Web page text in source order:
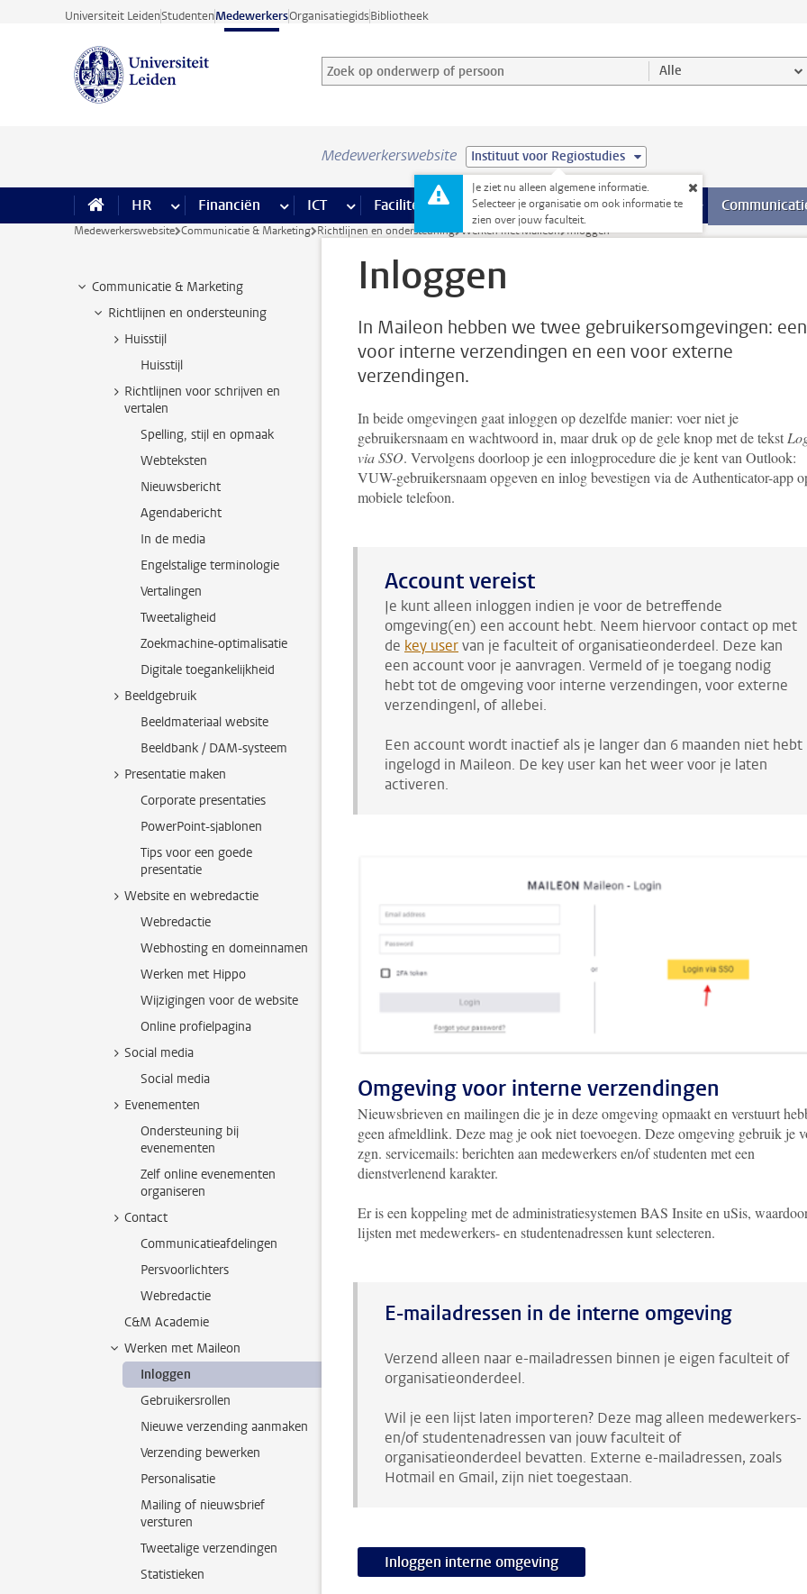
Ga direct naar de inhoud
Universiteit LeidenStudentenMedewerkersOrganisatiegidsBibliotheek
Zoek op onderwerp of persoon en selecteer categorie
Zoekterm Alle
Medewerkerswebsite Instituut voor Regiostudies
Je ziet nu alleen algemene informatie.
Selecteer je organisatie om ook informatie te
zien over jouw faculteit.
HR meer HR pagina’s
Financiën meer Financiën pagina’s
ICT meer ICT pagina’s
Faciliteiten meer Faciliteiten pagina’s
Onderwijs meer Onderwijs pagina’s
Onderzoek meer Onderzoek
Medewerkerswebsite Communicatie & Marketing Richtlijnen en ondersteuning Werken met Maileon Inloggen
Communicatie & Marketing
Richtlijnen en ondersteuning
Huisstijl
Huisstijl
Richtlijnen voor schrijven en
vertalen
Spelling, stijl en opmaak
Webteksten
Nieuwsbericht
Agendabericht
In de media
Engelstalige terminologie
Vertalingen
Tweetaligheid
Zoekmachine-optimalisatie
Digitale toegankelijkheid
Beeldgebruik
Beeldmateriaal website
Beeldbank / DAM-systeem
Presentatie maken
Corporate presentaties
PowerPoint-sjablonen
Tips voor een goede
presentatie
Website en webredactie
Webredactie
Webhosting en domeinnamen
Werken met Hippo
Wijzigingen voor de website
Online profielpagina
Social media
Social media
Evenementen
Ondersteuning bij
evenementen
Zelf online evenementen
organiseren
Contact
Communicatieafdelingen
Persvoorlichters
Webredactie
C&M Academie
Werken met Maileon
Inloggen
Gebruikersrollen
Nieuwe verzending aanmaken
Verzending bewerken
Personalisatie
Mailing of nieuwsbrief
versturen
Tweetalige verzendingen
Statistieken
Inloggen
In Maileon hebben we twee gebruikersomgevingen: een
voor interne verzendingen en een voor externe
verzendingen.
In beide omgevingen gaat inloggen op dezelfde manier: voer niet je
gebruikersnaam en wachtwoord in, maar druk op de gele knop met de tekst
via SSO. Vervolgens doorloop je een inlogprocedure die je kent van Outlook:
VUW-gebruikersnaam opgeven en inlog bevestigen via de Authenticator-app
mobiele telefoon.
Account vereist
Je kunt alleen inloggen indien je voor de betreffende
omgeving(en) een account hebt. Neem hiervoor contact op met
de key uservan je faculteit of organisatieonderdeel. Deze kan
een account voor je aanvragen. Vermeld of je toegang nodig
hebt tot de omgeving voor interne verzendingen, voor externe
verzendingenl, of allebei.
Een account wordt inactief als je langer dan 6 maanden niet hebt
ingelogd in Maileon. De key user kan het weer voor je laten
activeren.
Omgeving voor interne verzendingen
Nieuwsbrieven en mailingen die je in deze omgeving opmaakt en verstuurt
geen afmeldlink. Deze mag je ook niet toevoegen. Deze omgeving gebruik je
zgn. servicemails: berichten aan medewerkers en/of studenten met een
dienstverlenend karakter.
Er is een koppeling met de administratiesystemen BAS Insite en uSis,
lijsten met medewerkers- en studentenadressen kunt selecteren.
E-mailadressen in de interne omgeving
Verzend alleen naar e-mailadressen binnen je eigen faculteit of
organisatieonderdeel.
Wil je een lijst laten importeren? Deze mag alleen medewerkers-
en/of studentenadressen van jouw faculteit of
organisatieonderdeel bevatten. Externe e-mailadressen, zoals
Hotmail en Gmail, zijn niet toegestaan.
Inloggen interne omgeving